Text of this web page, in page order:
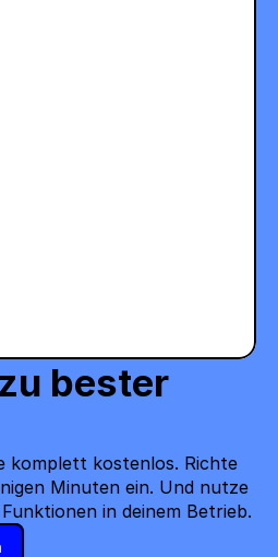
bester
komplett kostenlos. Richte
Minuten ein. Und nutze
in deinem Betrieb.